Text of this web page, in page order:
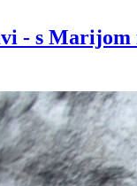
- s Marijom